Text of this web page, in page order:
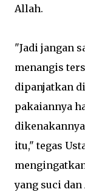
Allah.
"Jadi jangan
menangis
dipanjatkan
pakaiannya
itu," tegas
yang suci